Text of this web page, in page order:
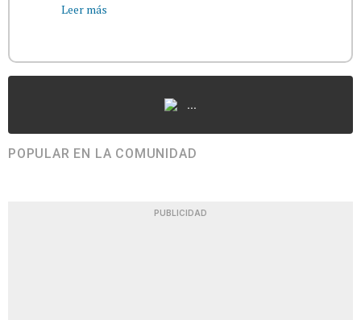
Leer más
...
POPULAR EN LA COMUNIDAD
PUBLICIDAD